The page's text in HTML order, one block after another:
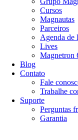
Cursos
Magnautas
Parceiros
Agenda de
Lives
Magnetron
Blog
Contato
Fale
Trabalhe
Suporte
Perguntas
Garantia